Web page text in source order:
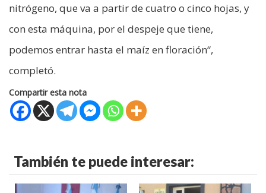
nitrógeno, que va a partir de cuatro o cinco hojas, y
con esta máquina, por el despeje que tiene,
podemos entrar hasta el maíz en floración“,
completó.
Compartir esta nota
También te puede interesar: